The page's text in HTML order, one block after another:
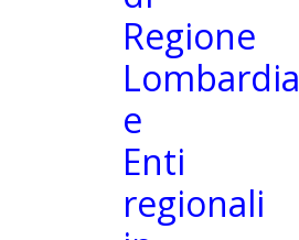
Regione
Lombardia
e
Enti
regionali